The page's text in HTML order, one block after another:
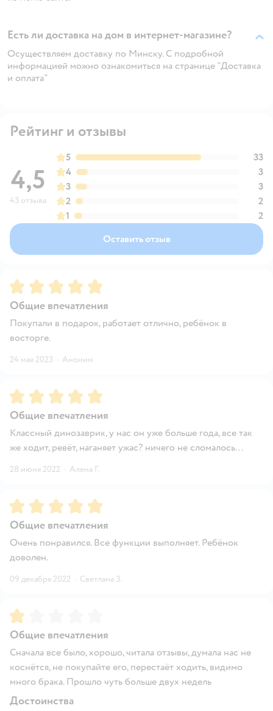
Есть ли доставка на дом в интернет-магазине?
Осуществляем доставку по Минску. С подробной
информацией можно ознакомиться на странице "Доставка
и оплата"
Рейтинг и отзывы
4,5
43 отзыва
5
33
4
3
3
3
2
2
1
2
Оставить отзыв
Рейтинг:5
Общие впечатления
Покупали в подарок, работает отлично, ребёнок в
восторге.
24 мая 2023 · Аноним
Рейтинг:5
Общие впечатления
Классный динозаврик, у нас он уже больше года, все так
же ходит, ревёт, наганяет ужас? ничего не сломалось...
28 июня 2022 · Алена Г.
Рейтинг:5
Общие впечатления
Очень понравился. Все функции выполняет. Ребёнок
доволен.
09 декабря 2022 · Светлана З.
Рейтинг:
Общие впечатления
Сначала все было, хорошо, читала отзывы, думала нас не
коснётся, не покупайте его, перестаёт ходить, видимо
много брака. Прошло чуть больше двух недель
Достоинства